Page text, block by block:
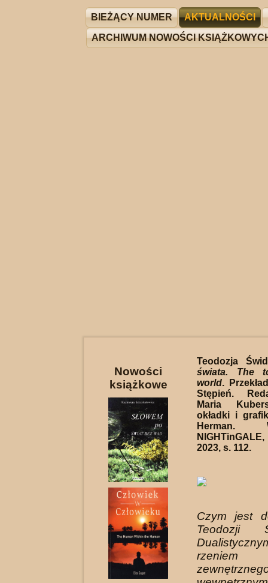
BIEŻĄCY NUMER AKTUALNOŚCI
ARCHIWUM NOWOŚCI
Nowości
książkowe
Teodozja
świata. The
world.
Stępień.
Maria
okładki i
Herman.
2023, s. 112.
Czym jest
Teodozji